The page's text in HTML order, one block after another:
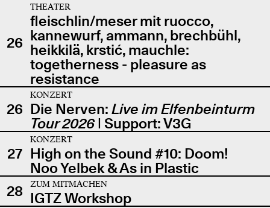
26
THEATER
fleischlin/meser mit ruocco,
kannewurf, ammann, brechbühl,
heikkilä, krstić, mauchle:
togetherness - pleasure as
resistance
26
KONZERT
Die Nerven: Live im Elfenbeinturm
Tour 2026| Support: V3G
27
KONZERT
High on the Sound #10: Doom!
Noo Yelbek & As in Plastic
28
ZUM MITMACHEN
IGTZ Workshop